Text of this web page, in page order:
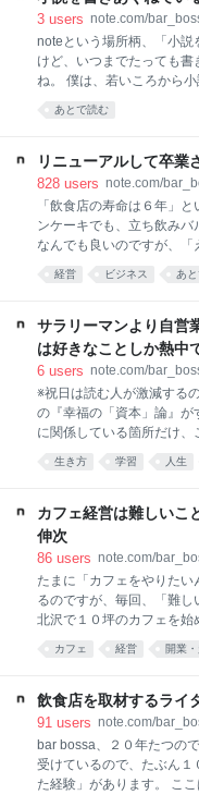
そ、いろんなお客様との出
後、外国人のお客様すご
南アジアの方だろうなあっ
とつまんで、２人で６００
んです。 そしてやっぱり
方がたまにいらっしゃるん
人でご来店して２、３万円
るんです。 そういうこと
料理はありますが、優秀な
きゃいけないし、大きなキ
ストがかかるんです。 で
3 users note.com/
noteという場所柄、「小説
けど、いつまでたっても書
ね。 僕は、若いころから
したのですが、どうも途中
ね。 もういろんな設定の
飽きっぽいのか、どうも途
す。 ある日、「じゃあ超短
書いて発表してみよう」
には「毎日」、ＦＢやnote
１本必ずフィクションを書
すごく評判が悪かったり
そういう陰口は気にしない
ですね。 でも、駄作でも
表する」ってことに
あとで読む
リニューアルして卒業
828 users note.com/
「飲食店の寿命は６年」
ンケーキでも、立ち飲みバ
なんでも良いのですが、
ってみよう！」って思わ
のって６年くらいが限度
なんか懐かしいなあ」っ
で大手の飲食の会社では、
わるように計算して、「じ
「○○農場とかどうかな」
ては新しくしてっていう
ちのような小さいお店は
えばフレンチでしか修行を
をやろうなんてことも出
らで閉めようか」って
経営 ビジネス あ
サラリーマンより自営
は好きなことしか熱中
6 users note.com/
※祝日は読む人が激減する
の『幸福の「資本」論』
に関係している箇所だけ
サラリーマンより、自営
うです。 これ、自営業の
間（いつどれだけ働くか）
か）」を選べるから、なの
い人との死別」より、ずっ
ば「毎日の満員電車の長
り不幸になるそうなんです
ころだと、「嫌な上司と
も、より不幸なのだそう
そういう取引先や上司は
電車に乗らないし、
生き方 学習 人生
カフェ経営は難しいこ
伸次
86 users note.com/
たまに「カフェをやりた
るのですが、毎回、「難
北沢で１０坪のカフェを
の２階で家賃が「３０万
は、「３日の売り上げで
フェ、コーヒーが５００円
ひとりが使っていただける
か。 １日に１００人のお
４席くらいでしょうか。６
おひとり様が座ることもカ
カフェ 経営 開業
飲食店を取材するライ
91 users note.com/
bar bossa、２０年たつの
受けているので、たぶん
た経験」があります。 こ